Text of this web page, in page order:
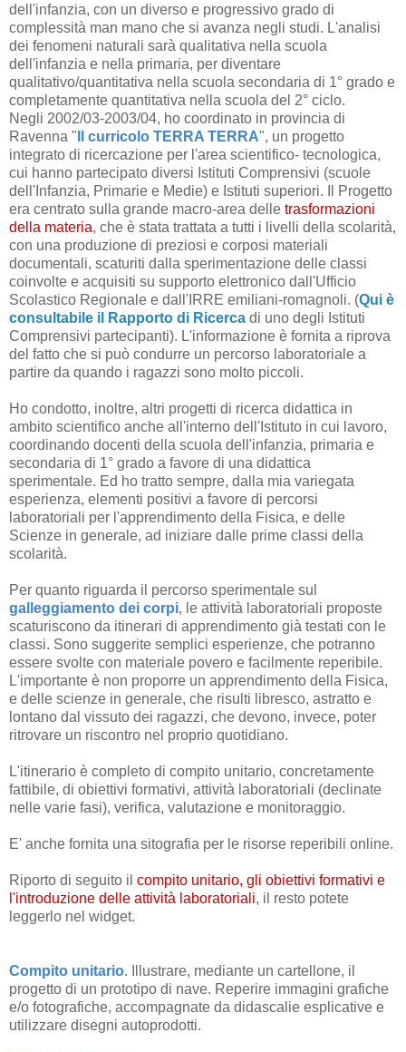
dell'infanzia, con un diverso e progressivo grado di
complessità man mano che si avanza negli studi. L'analisi
dei fenomeni naturali sarà qualitativa nella scuola
dell'infanzia e nella primaria, per diventare
qualitativo/quantitativa nella scuola secondaria di 1° grado e
completamente quantitativa nella scuola del 2° ciclo.
Negli 2002/03-2003/04, ho coordinato in provincia di
Ravenna " Il curricolo TERRA TERRA", un progetto
integrato di ricercazione per l'area scientifico- tecnologica,
cui hanno partecipato diversi Istituti Comprensivi (scuole
dell'Infanzia, Primarie e Medie) e Istituti superiori. Il Progetto
era centrato sulla grande macro-area delle trasformazioni
della materia, che è stata trattata a tutti i livelli della scolarità,
con una produzione di preziosi e corposi materiali
documentali, scaturiti dalla sperimentazione delle classi
coinvolte e acquisiti su supporto elettronico dall'Ufficio
Scolastico Regionale e dall'IRRE emiliani-romagnoli. (Qui è
consultabile il Rapporto di Ricerca di uno degli Istituti
Comprensivi partecipanti). L'informazione è fornita a riprova
del fatto che si può condurre un percorso laboratoriale a
partire da quando i ragazzi sono molto piccoli.
Ho condotto, inoltre, altri progetti di ricerca didattica in
ambito scientifico anche all'interno dell'Istituto in cui lavoro,
coordinando docenti della scuola dell'infanzia, primaria e
secondaria di 1° grado a favore di una didattica
sperimentale. Ed ho tratto sempre, dalla mia variegata
esperienza, elementi positivi a favore di percorsi
laboratoriali per l'apprendimento della Fisica, e delle
Scienze in generale, ad iniziare dalle prime classi della
scolarità.
Per quanto riguarda il percorso sperimentale sul
galleggiamento dei corpi, l e attività laboratoriali proposte
scaturiscono da itinerari di apprendimento già testati con le
classi. Sono suggerite semplici esperienze, che potranno
essere svolte con materiale povero e facilmente reperibile.
L'importante è non proporre un apprendimento della Fisica,
e delle scienze in generale, che risulti libresco, astratto e
lontano dal vissuto dei ragazzi, che devono, invece, poter
ritrovare un riscontro nel proprio quotidiano.
L'itinerario è completo di compito unitario, concretamente
fattibile, di obiettivi formativi, attività laboratoriali (declinate
nelle varie fasi), verifica, valutazione e monitoraggio.
E' anche fornita una sitografia per le risorse reperibili online.
Riporto di seguito il compito unitario, gli obiettivi formativi e
l'introduzione delle attività laboratoriali, il resto potete
leggerlo nel widget.
Compito unitario. Illustrare, mediante un cartellone, il
progetto di un prototipo di nave. Reperire immagini grafiche
e/o fotografiche, accompagnate da didascalie esplicative e
utilizzare disegni autoprodotti.